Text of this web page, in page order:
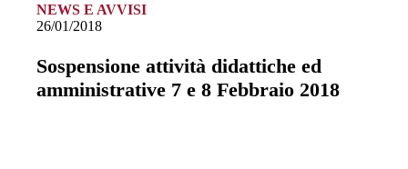
NEWS E AVVISI
26/01/2018
Sospensione attività didattiche ed
amministrative 7 e 8 Febbraio 2018